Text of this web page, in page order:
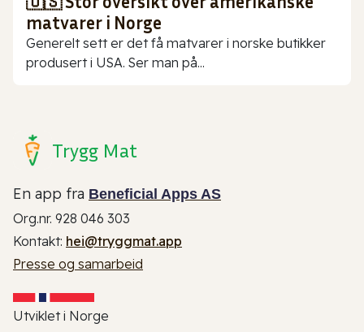
matvarer i Norge
Generelt sett er det få matvarer i norske butikker
produsert i USA. Ser man på...
Trygg Mat
En app fra Beneficial Apps AS
Org.nr. 928 046 303
Kontakt: hei@tryggmat.app
Presse og samarbeid
Utviklet i Norge